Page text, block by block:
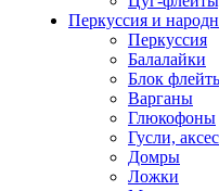
Перкуссия и
Перкуссия
Балалайки
Блок
Варганы
Глюкофоны
Гусли,
Домры
Ложки